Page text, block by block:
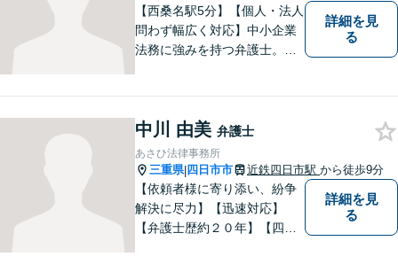
ぞご連絡ください。
【西桑名駅5分】【個人・法人
問わず幅広く対応】中小企業
法務に強みを持つ弁護士。個
します。お困りごとは、お気
軽にご相談ください。
詳細を見
る
中川 由美 弁護士
あさひ法律事務所
三重県| 四日市市 近鉄四日市駅 から徒歩9分
【依頼者様に寄り添い、紛争
解決に尽力】【迅速対応】
【弁護士歴約２０年】【四日
詳細を見
る